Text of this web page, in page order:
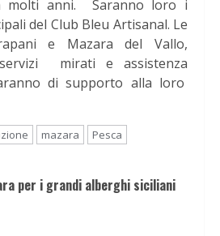
molti anni. Saranno loro i
del Club Bleu Artisanal. Le
e Mazara del Vallo,
mirati e assistenza
di supporto alla loro
mazara Pesca
per i grandi alberghi siciliani